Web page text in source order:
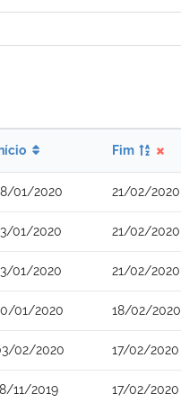
Fim
01/2020 21/02/2020
01/2020 21/02/2020
01/2020 21/02/2020
01/2020 18/02/2020
02/2020 17/02/2020
11/2019 17/02/2020